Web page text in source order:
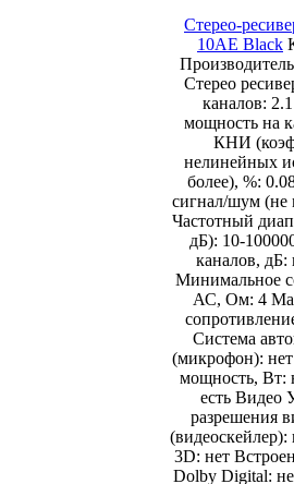
Стерео-
10AE Black
Стерео
каналов:
мощность на
КНИ
нелинейных
более), %:
сигнал/шум (не
Частотный
дБ): 10-
каналов, дБ:
Минимальное
АС, Ом: 4
Система
(микрофон):
мощность, Вт:
есть Видео
разрешения
3D: нет
Dolby Digital: